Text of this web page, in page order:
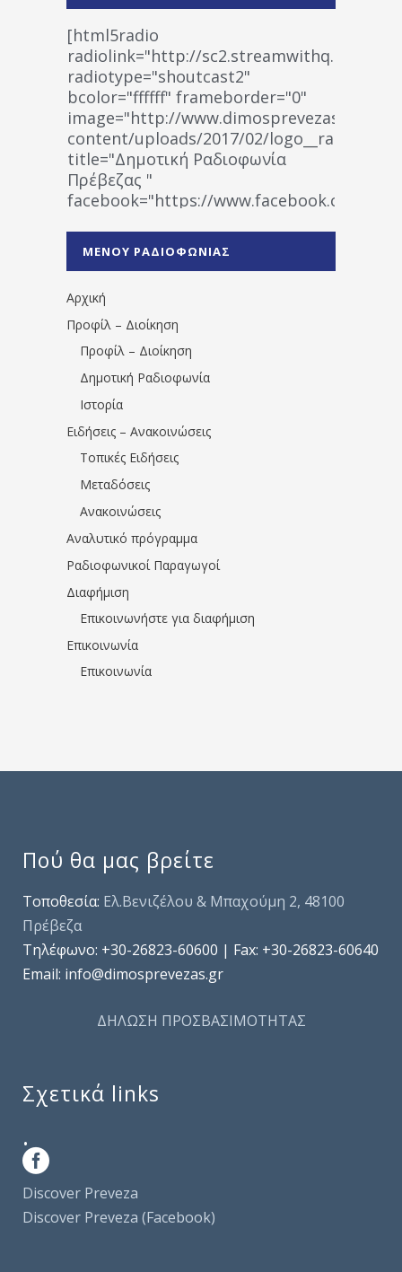
[html5radio
radiolink="http://
radiotype="shoutcast2"
bcolor="ffffff" frameborder="0"
image="http://www.dimosprevezas.gr/wp-
content/uploads/2017/02/
title="Δημοτική Ραδιοφωνία
Πρέβεζας "
facebook="https://www.facebook.com/
1531194763766854/" artist="" ]
ΜΕΝΟΥ ΡΑΔΙΟΦΩΝΙΑΣ
Αρχική
Προφίλ – Διοίκηση
Προφίλ – Διοίκηση
Δημοτική Ραδιοφωνία
Ιστορία
Ειδήσεις – Ανακοινώσεις
Τοπικές Ειδήσεις
Μεταδόσεις
Ανακοινώσεις
Αναλυτικό πρόγραμμα
Ραδιοφωνικοί Παραγωγοί
Διαφήμιση
Επικοινωνήστε για διαφήμιση
Επικοινωνία
Επικοινωνία
Πού θα μας βρείτε
Τοποθεσία: Ελ.Βενιζέλου & Μπαχούμη 2, 48100
Πρέβεζα
Τηλέφωνo: +30-26823-60600 | Fax: +30-26823-60640
Email: info@dimosprevezas.gr
ΔΗΛΩΣΗ ΠΡΟΣΒΑΣΙΜΟΤΗΤΑΣ
Σχετικά links
.
Discover Preveza
Discover Preveza (Facebook)